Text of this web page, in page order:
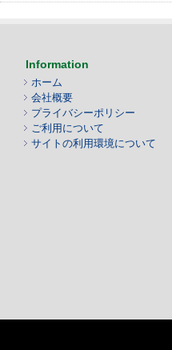
Information
ホーム
会社概要
プライバシーポリシー
ご利用について
サイトの利用環境について